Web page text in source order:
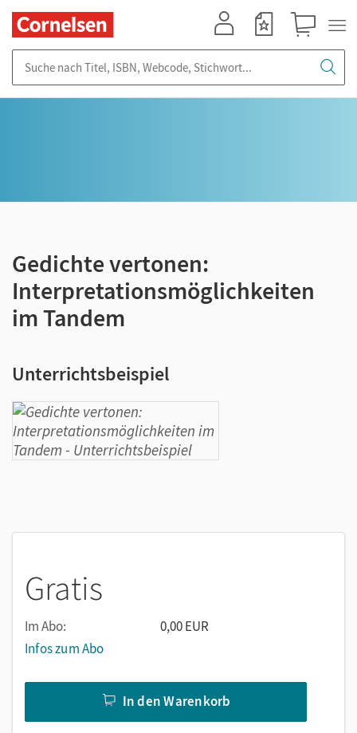
Gedichte vertonen:
Interpretationsmöglichkeiten
im Tandem
Unterrichtsbeispiel
Gratis
Im Abo:
0,00 EUR
Infos zum Abo
In den Warenkorb